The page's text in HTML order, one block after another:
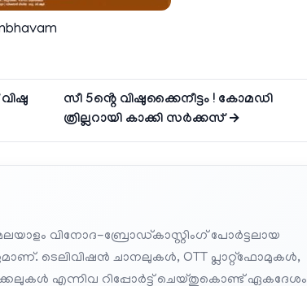
സീ 5ൻ്റെ വിഷുക്കൈനീട്ടം ! കോമഡി
ത്രില്ലറായി കാക്കി സർക്കസ് →
വിനോദ-ബ്രോഡ്കാസ്റ്റിംഗ് പോർട്ടലായ
ടെലിവിഷൻ ചാനലുകൾ, OTT പ്ലാറ്റ്‌ഫോമുകൾ,
എന്നിവ റിപ്പോർട്ട് ചെയ്തുകൊണ്ട് ഏകദേശം